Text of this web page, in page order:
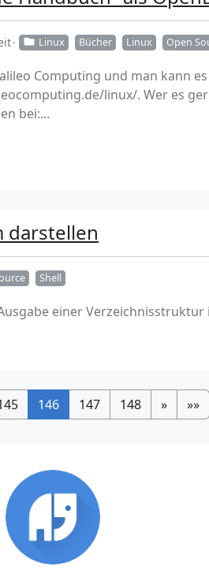
Linux Bücher Linux Open
Computing und man kann
linux/. Wer es
bei:...
darstellen
Shell
einer
146 147 148 » »»